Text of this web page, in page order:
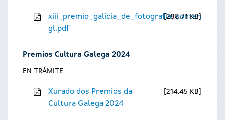
gl.pdf
288.71 KB
Premios Cultura Galega 2024
EN TRÁMITE
Xurado dos Premios da
Cultura Galega 2024
214.45 KB